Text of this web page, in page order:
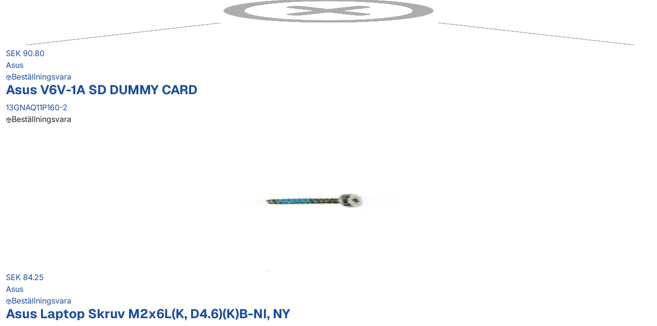
SEK 90.80
Asus
Beställningsvara
Asus V6V-1A SD DUMMY CARD
13GNAQ11P160-2
Beställningsvara
SEK 84.25
Asus
Beställningsvara
Asus Laptop Skruv M2x6L(K, D4.6)(K)B-NI, NY